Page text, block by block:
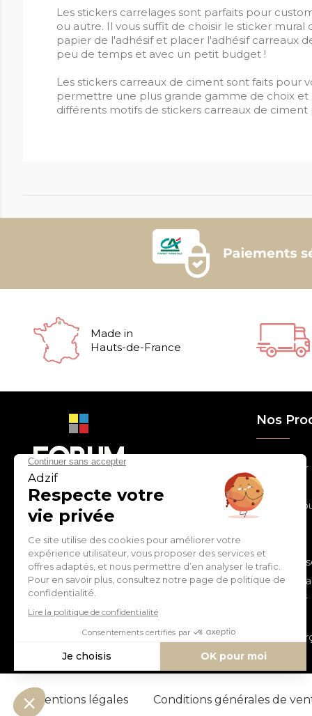
Les stickers carrelages sont parfaits pour
ou autre. Il vous suffit de choisir le sticker
papier de l'adhésif et placer l'adhésif carreaux
peu de temps et avec un petit budget !
Les stickers carreaux de ciment sont faits pour
permettre une plus grande gamme de choix et
différents motifs de stickers carreaux de
Made in
Hauts-de-France
contact@adzif.biz
ZI de Cantimpré Avenue de
l'Europe CS60014
59400 CAMBRAI - FRANCE
Tél :03 27 74 97 00
Nos
> Relooker
> Habiller
>
>
>
> S'inspirer
>
Mentions légales Conditions générales de